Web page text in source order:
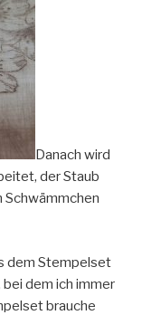
Danach wird
der Staub
Schwämmchen
dem Stempelset
dem ich immer
brauche